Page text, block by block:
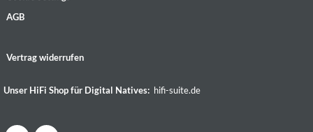
AGB
Vertrag widerrufen
Unser HiFi Shop für Digital Natives: hifi-suite.de